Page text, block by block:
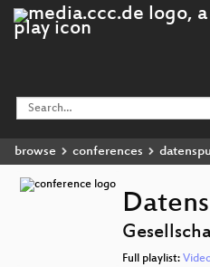
browse conferences
Full playlist: